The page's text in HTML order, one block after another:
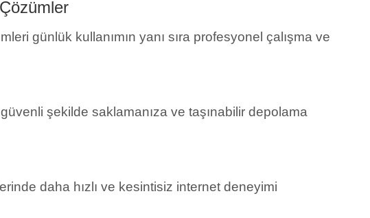
günlük kullanımın yanı sıra profesyonel çalışma ve
şekilde saklamanıza ve taşınabilir depolama
daha hızlı ve kesintisiz internet deneyimi